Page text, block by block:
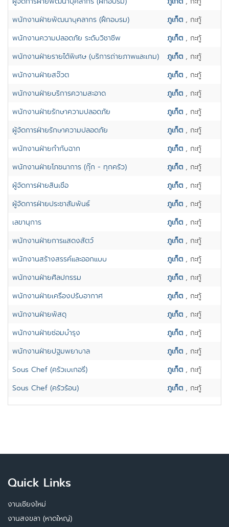
พนักงานฝ่ายพัฒนาบุคลากร (ฝึกอบรม)
ภูเก็ต , กะทู้
พนักงานความปลอดภัย ระดับวิชาชีพ
ภูเก็ต , กะทู้
พนักงานฝ่ายรายได้พิเศษ (บริการถ่ายภาพและเกม)
ภูเก็ต , กะทู้
พนักงานฝ่ายสจ๊วต
ภูเก็ต , กะทู้
พนักงานฝ่ายบริการความสะอาด
ภูเก็ต , กะทู้
พนักงานฝ่ายรักษาความปลอดภัย
ภูเก็ต , กะทู้
ผู้จ้ดการฝ่ายรักษาความปลอดภัย
ภูเก็ต , กะทู้
พนักงานฝ่ายกำกับฉาก
ภูเก็ต , กะทู้
พนักงานฝ่ายโภชนาการ (กุ๊ก - ทุกครัว)
ภูเก็ต , กะทู้
ผู้จัดการฝ่ายสินเชื่อ
ภูเก็ต , กะทู้
ผู้จัดการฝ่ายประชาสัมพันธ์
ภูเก็ต , กะทู้
เลขานุการ
ภูเก็ต , กะทู้
พนักงานฝ่ายการแสดงสัตว์
ภูเก็ต , กะทู้
พนักงานสร้างสรรค์และออกแบบ
ภูเก็ต , กะทู้
พนักงานฝ่ายศิลปกรรม
ภูเก็ต , กะทู้
พนักงานฝ่ายเครื่องปรับอากาศ
ภูเก็ต , กะทู้
พนักงานฝ่ายพัสดุ
ภูเก็ต , กะทู้
พนักงานฝ่ายซ่อมบำรุง
ภูเก็ต , กะทู้
พนักงานฝ่ายปฐมพยาบาล
ภูเก็ต , กะทู้
Sous Chef (ครัวเบเกอรี่)
ภูเก็ต , กะทู้
Sous Chef (ครัวร้อน)
ภูเก็ต , กะทู้
Quick Links
งานเชียงใหม่
งานสงขลา (หาดใหญ่)